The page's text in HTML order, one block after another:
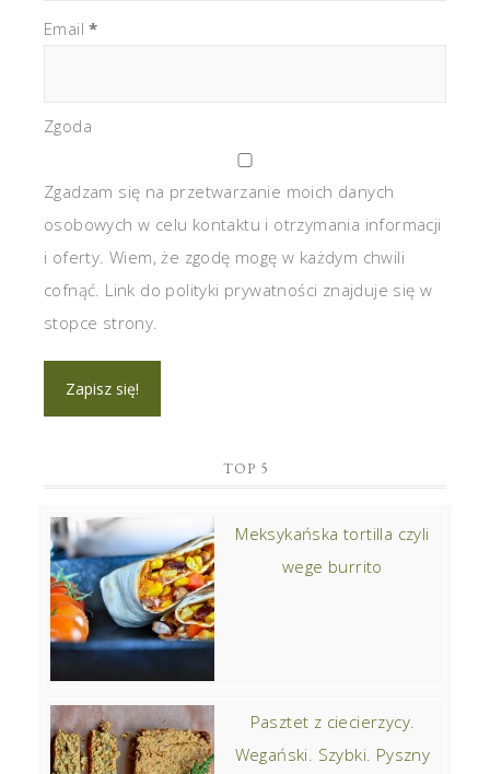
Email*
Zgoda
Zgadzam się na przetwarzanie moich danych
osobowych w celu kontaktu i otrzymania informacji
i oferty. Wiem, że zgodę mogę w każdym chwili
cofnąć. Link do polityki prywatności znajduje się w
stopce strony.
TOP 5
Meksykańska tortilla czyli
wege burrito
Pasztet z ciecierzycy.
Wegański. Szybki. Pyszny